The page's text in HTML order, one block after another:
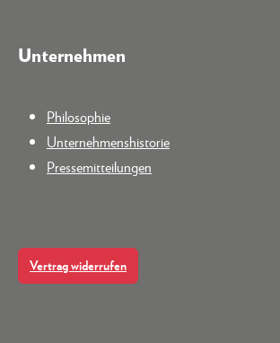
Unternehmen
Philosophie
Unternehmenshistorie
Pressemitteilungen
Vertrag widerrufen